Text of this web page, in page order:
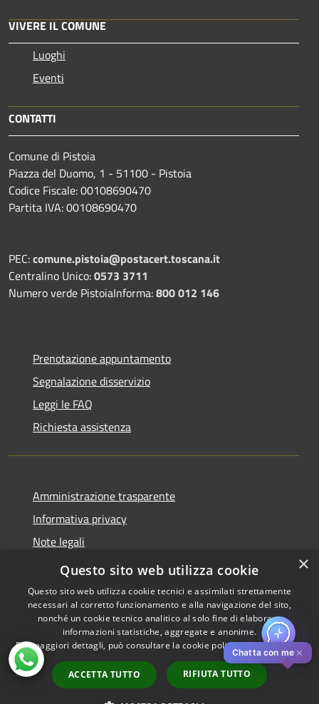
VIVERE IL COMUNE
Luoghi
Eventi
CONTATTI
Comune di Pistoia
Piazza del Duomo, 1 - 51100 - Pistoia
Codice Fiscale: 00108690470
Partita IVA: 00108690470
PEC:comune.pistoia@postacert.toscana.it
Centralino Unico:0573 3711
Numero verde PistoiaInforma:800 012 146
Prenotazione appuntamento
Segnalazione disservizio
Leggi le FAQ
Richiesta assistenza
Amministrazione trasparente
Informativa privacy
Note legali
Dichiarazione di accessibilità
Accessibilità
Privacy
Copyright © 2026 • Comune di
Pistoia • Powered by
Municipium•
Accesso
redazione
Chatta con me ✕
×
Questo sito web utilizza cookie
Questo sito web utilizza cookie tecnici e assimilati strettamente
necessari al corretto funzionamento e alla navigazione del sito,
nonché un cookie tecnico analitico al solo fine di elaborare
informazioni statistiche, aggregate e anonime.
Per maggiori dettagli, può consultare la cookie policy al seguentelink
ACCETTA TUTTO RIFIUTA TUTTO